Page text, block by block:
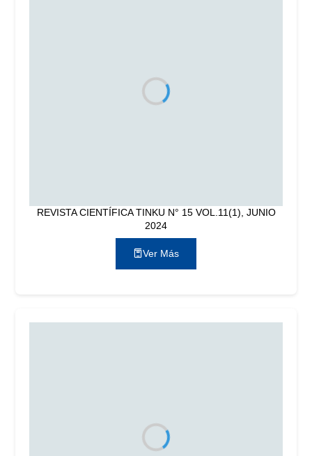
REVISTA CIENTÍFICA TINKU N° 15 VOL.11(1), JUNIO
2024
Ver Más